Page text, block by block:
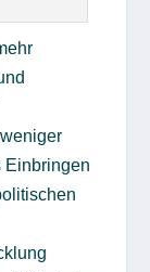
Einbringen